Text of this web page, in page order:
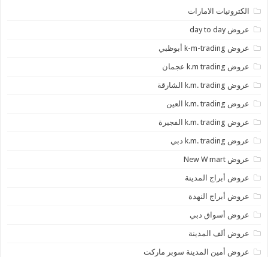
الكترونيات الامارات
عروض day to day
عروض k-m-trading أبوظبي
عروض k.m trading عجمان
عروض k.m. trading الشارقة
عروض k.m. trading العين
عروض k.m. trading الفجيرة
عروض k.m. trading دبي
عروض New W mart
عروض أبراج المدينة
عروض أبراج النهدة
عروض أسواق دبي
عروض ألف المدينة
عروض أمين المدينة سوبر ماركت